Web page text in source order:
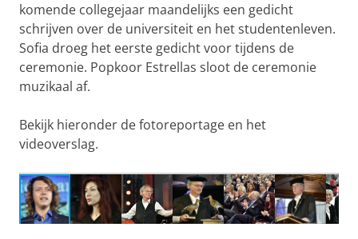
komende collegejaar maandelijks een gedicht
schrijven over de universiteit en het studentenleven.
Sofia droeg het eerste gedicht voor tijdens de
ceremonie. Popkoor Estrellas sloot de ceremonie
muzikaal af.
Bekijk hieronder de fotoreportage en het
videoverslag.
Biology student Rick Middelbos made the audience
Video montage Opening Academisch Jaar